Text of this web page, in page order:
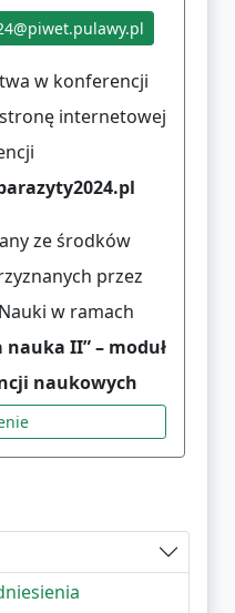
w konferencji
internetowej
ze środków
przez
w ramach
nauka II” – moduł
naukowych